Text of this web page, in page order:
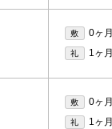
敷 0ヶ月
礼 1ヶ月
敷 0ヶ月
礼 1ヶ月